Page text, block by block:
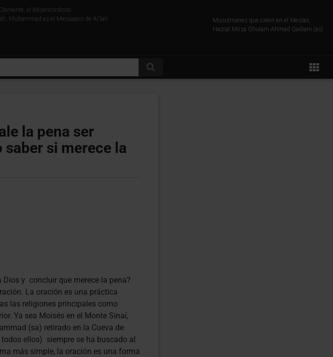
el Misericordioso
Muhammad es el Mensajero de Al'lah
Musulmanes que creen en el Mesías,
Hazrat Mirza Ghulam Ahmad Qadiani (as)
la pena ser
saber si merece la
y concluir que merece la pena?
La oración es una práctica
las religiones principales como
Ya sea Moisés en el Monte Sinaí,
(sa) retirado en la Cueva de
ellos) siempre se ha buscado al
más simple, la oración es una forma